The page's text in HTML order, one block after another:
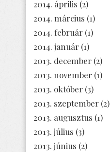
2014. április (2)
2014. március (1)
2014. február (1)
2014. január (1)
2013. december (2)
2013. november (1)
2013. október (3)
2013. szeptember (2)
2013. augusztus (1)
2013. július (3)
2013. június (2)